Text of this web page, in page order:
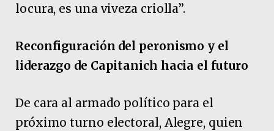
locura, es una viveza criolla”.
Reconfiguración del peronismo y el
liderazgo de Capitanich hacia el futuro
De cara al armado político para el
próximo turno electoral, Alegre, quien